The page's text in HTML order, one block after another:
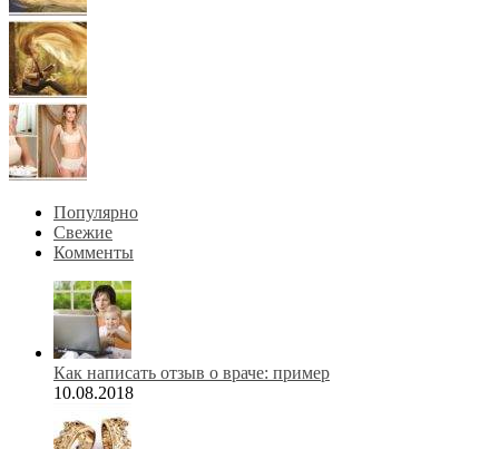
Популярно
Свежие
Комменты
Как написать отзыв о враче: пример
10.08.2018